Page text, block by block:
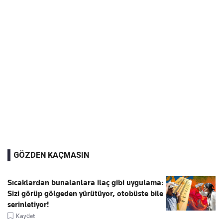
GÖZDEN KAÇMASIN
Sıcaklardan bunalanlara ilaç gibi uygulama:
Sizi görüp gölgeden yürütüyor, otobüste bile
serinletiyor!
Kaydet